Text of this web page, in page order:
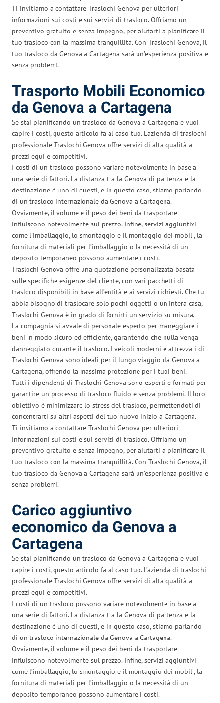
Ti invitiamo a contattare Traslochi Genova per ulteriori
informazioni sui costi e sui servizi di trasloco. Offriamo un
preventivo gratuito e senza impegno, per aiutarti a pianificare il
tuo trasloco con la massima tranquillità. Con Traslochi Genova, il
tuo trasloco da Genova a Cartagena sarà un’esperienza positiva e
senza problemi.
Trasporto Mobili Economico
da Genova a Cartagena
Se stai pianificando un trasloco da Genova a Cartagena e vuoi
capire i costi, questo articolo fa al caso tuo. L’azienda di traslochi
professionale Traslochi Genova offre servizi di alta qualità a
prezzi equi e competitivi.
I costi di un trasloco possono variare notevolmente in base a
una serie di fattori. La distanza tra la Genova di partenza e la
destinazione è uno di questi, e in questo caso, stiamo parlando
di un trasloco internazionale da Genova a Cartagena.
Ovviamente, il volume e il peso dei beni da trasportare
influiscono notevolmente sul prezzo. Infine, servizi aggiuntivi
come l’imballaggio, lo smontaggio e il montaggio dei mobili, la
fornitura di materiali per l’imballaggio o la necessità di un
deposito temporaneo possono aumentare i costi.
Traslochi Genova offre una quotazione personalizzata basata
sulle specifiche esigenze del cliente, con vari pacchetti di
trasloco disponibili in base all’entità e ai servizi richiesti. Che tu
abbia bisogno di traslocare solo pochi oggetti o un’intera casa,
Traslochi Genova è in grado di fornirti un servizio su misura.
La compagnia si avvale di personale esperto per maneggiare i
beni in modo sicuro ed efficiente, garantendo che nulla venga
danneggiato durante il trasloco. I veicoli moderni e attrezzati di
Traslochi Genova sono ideali per il lungo viaggio da Genova a
Cartagena, offrendo la massima protezione per i tuoi beni.
Tutti i dipendenti di Traslochi Genova sono esperti e formati per
garantire un processo di trasloco fluido e senza problemi. Il loro
obiettivo è minimizzare lo stress del trasloco, permettendoti di
concentrarti su altri aspetti del tuo nuovo inizio a Cartagena.
Ti invitiamo a contattare Traslochi Genova per ulteriori
informazioni sui costi e sui servizi di trasloco. Offriamo un
preventivo gratuito e senza impegno, per aiutarti a pianificare il
tuo trasloco con la massima tranquillità. Con Traslochi Genova, il
tuo trasloco da Genova a Cartagena sarà un’esperienza positiva e
senza problemi.
Carico aggiuntivo
economico da Genova a
Cartagena
Se stai pianificando un trasloco da Genova a Cartagena e vuoi
capire i costi, questo articolo fa al caso tuo. L’azienda di traslochi
professionale Traslochi Genova offre servizi di alta qualità a
prezzi equi e competitivi.
I costi di un trasloco possono variare notevolmente in base a
una serie di fattori. La distanza tra la Genova di partenza e la
destinazione è uno di questi, e in questo caso, stiamo parlando
di un trasloco internazionale da Genova a Cartagena.
Ovviamente, il volume e il peso dei beni da trasportare
influiscono notevolmente sul prezzo. Infine, servizi aggiuntivi
come l’imballaggio, lo smontaggio e il montaggio dei mobili, la
fornitura di materiali per l’imballaggio o la necessità di un
deposito temporaneo possono aumentare i costi.